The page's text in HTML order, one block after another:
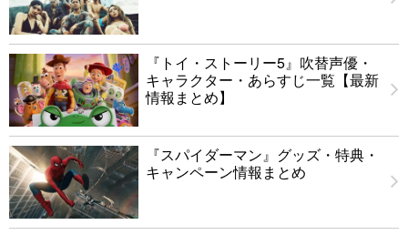
『トイ・ストーリー5』吹替声優・
キャラクター・あらすじ一覧【最新
情報まとめ】
『スパイダーマン』グッズ・特典・
キャンペーン情報まとめ